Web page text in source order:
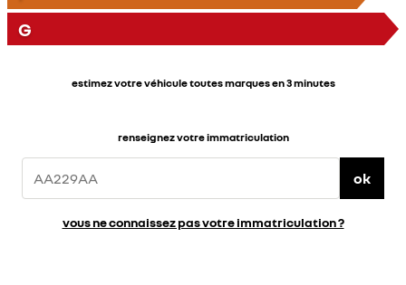
G
estimez votre véhicule toutes marques en 3 minutes
renseignez votre immatriculation
ok
vous ne connaissez pas votre immatriculation ?